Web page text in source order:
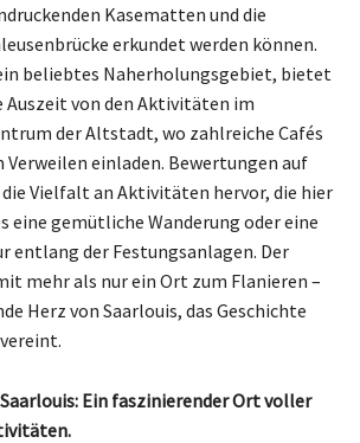
Kasematten und die
erkundet werden können.
beliebtes Naherholungsgebiet, bietet
von den Aktivitäten im
der Altstadt, wo zahlreiche Cafés
Verweilen einladen. Bewertungen auf
Vielfalt an Aktivitäten hervor, die hier
eine gemütliche Wanderung oder eine
entlang der Festungsanlagen. Der
mehr als nur ein Ort zum Flanieren –
Herz von Saarlouis, das Geschichte
Ein faszinierender Ort voller